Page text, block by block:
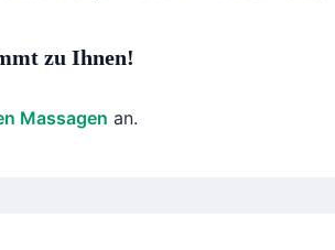
zu Ihnen!
Massagen an.